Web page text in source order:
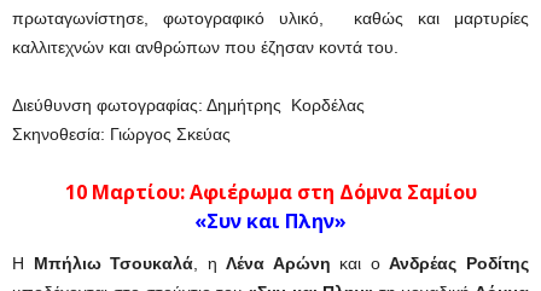
πρωταγωνίστησε, φωτογραφικό υλικό, καθώς και μαρτυρίες
καλλιτεχνών και ανθρώπων που έζησαν κοντά του.
Διεύθυνση φωτογραφίας: Δημήτρης Κορδέλας
Σκηνοθεσία: Γιώργος Σκεύας
10 Μαρτίου: Αφιέρωμα στη Δόμνα Σαμίου
«Συν και Πλην»
Η Μπήλιω Τσουκαλά , ηΛένα Αρώνη και οΑνδρέας Ροδίτης